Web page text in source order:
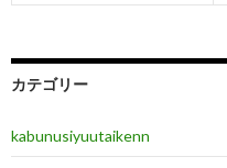
カテゴリー
kabunusiyuutaikenn